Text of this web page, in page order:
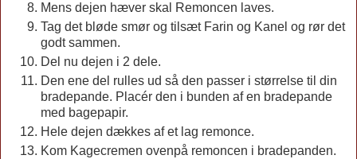
Mens dejen hæver skal Remoncen laves.
Tag det bløde smør og tilsæt Farin og Kanel og rør det
godt sammen.
Del nu dejen i 2 dele.
Den ene del rulles ud så den passer i størrelse til din
bradepande. Placér den i bunden af en bradepande
med bagepapir.
Hele dejen dækkes af et lag remonce.
Kom Kagecremen ovenpå remoncen i bradepanden.